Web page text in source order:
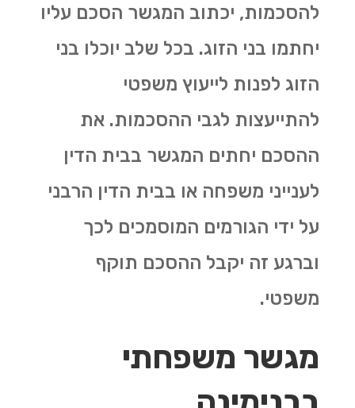
להסכמות, יכתוב המגשר הסכם עליו
יחתמו בני הזוג. בכל שלב יוכלו בני
הזוג לפנות לייעוץ משפטי
להתייעצות לגבי ההסכמות. את
ההסכם יחתים המגשר בבית הדין
לענייני משפחה או בבית הדין הרבני
על ידי הגורמים המוסמכים לכך
וברגע זה יקבל ההסכם תוקף
משפטי.
מגשר משפחתי